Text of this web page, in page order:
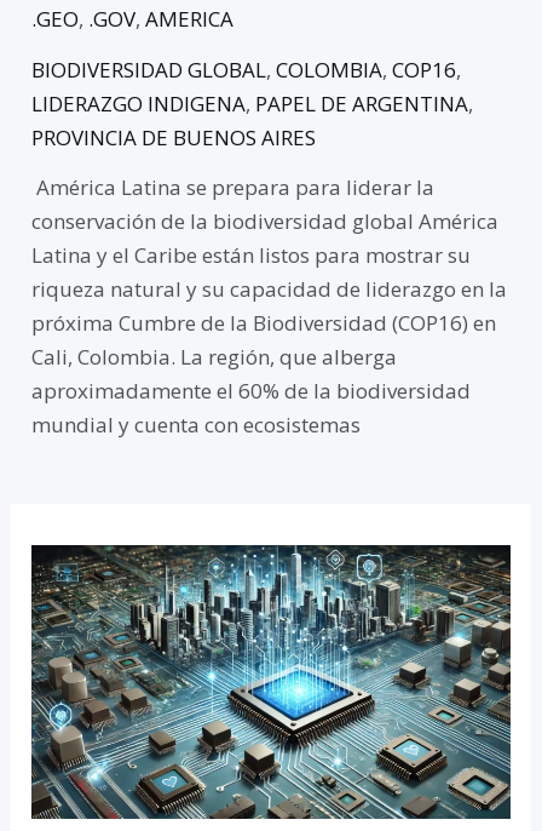
.GEO, .GOV,AMERICA
BIODIVERSIDAD GLOBAL,COLOMBIA,COP16,
LIDERAZGO INDIGENA, PAPEL DE ARGENTINA,
PROVINCIA DE BUENOS AIRES
América Latina se prepara para liderar la
conservación de la biodiversidad global América
Latina y el Caribe están listos para mostrar su
riqueza natural y su capacidad de liderazgo en la
próxima Cumbre de la Biodiversidad (COP16) en
Cali, Colombia. La región, que alberga
aproximadamente el 60% de la biodiversidad
mundial y cuenta con ecosistemas